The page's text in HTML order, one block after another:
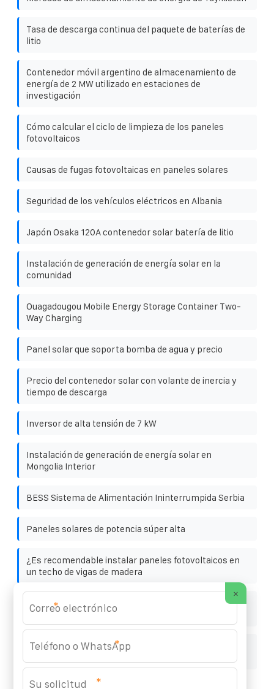
Tasa de descarga continua del paquete de baterías de
litio
Contenedor móvil argentino de almacenamiento de
energía de 2 MW utilizado en estaciones de
investigación
Cómo calcular el ciclo de limpieza de los paneles
fotovoltaicos
Causas de fugas fotovoltaicas en paneles solares
Seguridad de los vehículos eléctricos en Albania
Japón Osaka 120A contenedor solar batería de litio
Instalación de generación de energía solar en la
comunidad
Ouagadougou Mobile Energy Storage Container Two-
Way Charging
Panel solar que soporta bomba de agua y precio
Precio del contenedor solar con volante de inercia y
tiempo de descarga
Inversor de alta tensión de 7 kW
Instalación de generación de energía solar en
Mongolia Interior
BESS Sistema de Alimentación Ininterrumpida Serbia
Paneles solares de potencia súper alta
¿Es recomendable instalar paneles fotovoltaicos en
un techo de vigas de madera
Vehículo móvil de almacenamiento de energía grande
Huawei ASEAN
Hungría de generación de energía mediante
×
*
*
*